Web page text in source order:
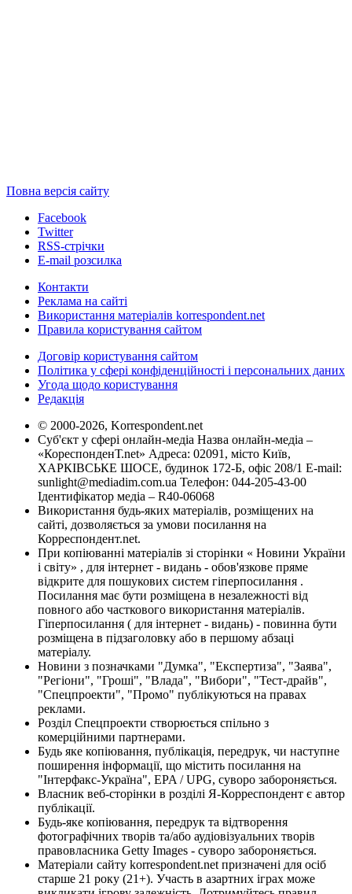
Повна версія сайту
Facebook
Twitter
RSS-стрічки
E-mail розсилка
Контакти
Реклама на сайті
Використання матеріалів korrespondent.net
Правила користування сайтом
Договір користування сайтом
Політика у сфері конфіденційності і персональних даних
Угода щодо користування
Редакція
© 2000-2026, Korrespondent.net
Суб'єкт у сфері онлайн-медіа Назва онлайн-медіа –
«КореспонденТ.net» Адреса: 02091, місто Київ,
ХАРКІВСЬКЕ ШОСЕ, будинок 172-Б, офіс 208/1 E-mail:
sunlight@mediadim.com.ua Телефон: 044-205-43-00
Ідентифікатор медіа – R40-06068
Використання будь-яких матеріалів, розміщених на
сайті, дозволяється за умови посилання на
Корреспондент.net.
При копіюванні матеріалів зі сторінки « Новини України
і світу» , для інтернет - видань - обов'язкове пряме
відкрите для пошукових систем гіперпосилання .
Посилання має бути розміщена в незалежності від
повного або часткового використання матеріалів.
Гіперпосилання ( для інтернет - видань) - повинна бути
розміщена в підзаголовку або в першому абзаці
матеріалу.
Новини з позначками "Думка", "Експертиза", "Заява",
"Регіони", "Гроші", "Влада", "Вибори", "Тест-драйв",
"Спецпроекти", "Промо" публікуються на правах
реклами.
Розділ Спецпроекти створюється спільно з
комерційними партнерами.
Будь яке копіювання, публікація, передрук, чи наступне
поширення інформації, що містить посилання на
"Інтерфакс-Україна", EPA / UPG, суворо забороняється.
Власник веб-сторінки в розділі Я-Корреспондент є автор
публікації.
Будь-яке копіювання, передрук та відтворення
фотографічних творів та/або аудіовізуальних творів
правовласника Getty Images - суворо забороняється.
Матеріали сайту korrespondent.net призначені для осіб
старше 21 року (21+). Участь в азартних іграх може